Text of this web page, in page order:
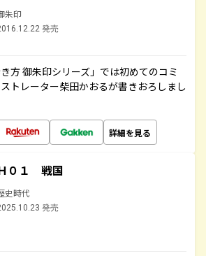
朱印
発売
方 御朱印シリーズ」では初めてのコミ
トレーター柴田かおるが書きおろしまし
詳細を見る
０１ 戦国
史時代
発売